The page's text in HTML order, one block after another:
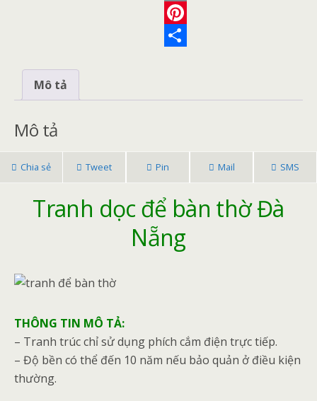
c
e
o
w
e
E
m
l
P
t
r
e
s
t
a
e
Mô tả
Mô tả
Chia sẻ Tweet Pin Mail SMS
Tranh dọc để bàn thờ Đà
Nẵng
THÔNG TIN MÔ TẢ:
– Tranh trúc chỉ sử dụng phích cắm điện trực tiếp.
– Độ bền có thể đến 10 năm nếu bảo quản ở điều kiện
thường.